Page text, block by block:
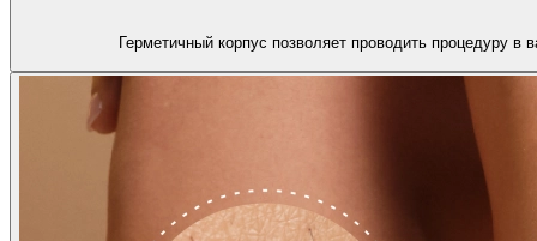
Герметичный корпус позволяет проводить процедуру